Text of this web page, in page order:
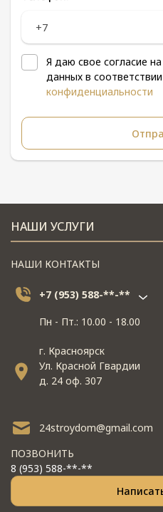
Я даю свое согласие
данных в
конфиденциальности
НАШИ УСЛУГИ
НАШИ КОНТАКТЫ
+7 (953) 588-**-**
Пн - Пт.: 10.00 - 18.00
г. Красноярск
Ул. Красной Гвардии
д. 24 оф. 307
24stroydom@gmail.com
ПОЗВОНИТЬ
8 (953) 588-**-**